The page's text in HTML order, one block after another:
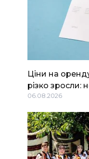
Ціни на
різко зросли:
06.08.2026